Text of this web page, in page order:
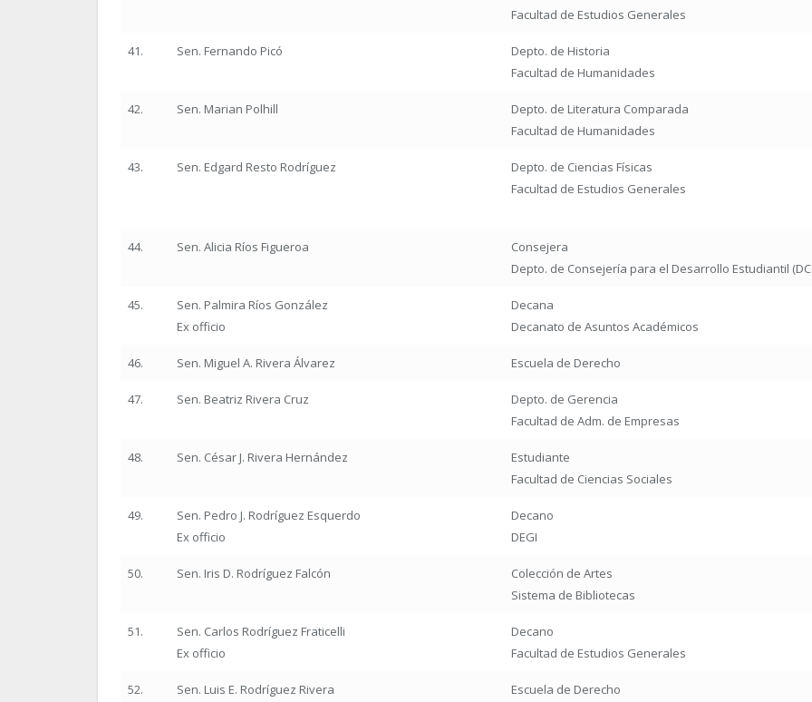
Facultad de Estudios Generales
41. Sen. Fernando Picó
Depto. de Historia
Facultad de Humanidades
42. Sen. Marian Polhill
Depto. de Literatura Comparada
Facultad de Humanidades
43. Sen. Edgard Resto Rodríguez
Depto. de Ciencias Físicas
Facultad de Estudios Generales
44. Sen. Alicia Ríos Figueroa
Consejera
Depto. de Consejería para el Desarrollo Estudiantil
45.
Sen. Palmira Ríos González
Ex officio
Decana
Decanato de Asuntos Académicos
46. Sen. Miguel A. Rivera Álvarez Escuela de Derecho
47. Sen. Beatriz Rivera Cruz
Depto. de Gerencia
Facultad de Adm. de Empresas
48. Sen. César J. Rivera Hernández
Estudiante
Facultad de Ciencias Sociales
49.
Sen. Pedro J. Rodríguez Esquerdo
Ex officio
Decano
DEGI
50. Sen. Iris D. Rodríguez Falcón
Colección de Artes
Sistema de Bibliotecas
51.
Sen. Carlos Rodríguez Fraticelli
Ex officio
Decano
Facultad de Estudios Generales
52. Sen. Luis E. Rodríguez Rivera Escuela de Derecho